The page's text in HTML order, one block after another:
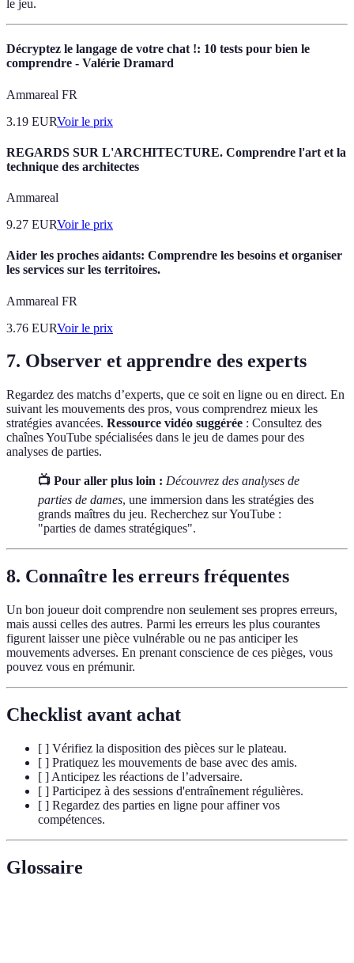
le jeu.
Décryptez le langage de votre chat !: 10 tests pour bien le
comprendre - Valérie Dramard
Ammareal FR
3.19 EURVoir le prix
REGARDS SUR L'ARCHITECTURE. Comprendre l'art et la
technique des architectes
Ammareal
9.27 EURVoir le prix
Aider les proches aidants: Comprendre les besoins et organiser
les services sur les territoires.
Ammareal FR
3.76 EURVoir le prix
7. Observer et apprendre des experts
Regardez des matchs d’experts, que ce soit en ligne ou en direct. En
suivant les mouvements des pros, vous comprendrez mieux les
stratégies avancées. Ressource vidéo suggérée : Consultez des
chaînes YouTube spécialisées dans le jeu de dames pour des
analyses de parties.
📺 Pour aller plus loin : Découvrez des analyses de
parties de dames, une immersion dans les stratégies des
grands maîtres du jeu. Recherchez sur YouTube :
"parties de dames stratégiques".
8. Connaître les erreurs fréquentes
Un bon joueur doit comprendre non seulement ses propres erreurs,
mais aussi celles des autres. Parmi les erreurs les plus courantes
figurent laisser une pièce vulnérable ou ne pas anticiper les
mouvements adverses. En prenant conscience de ces pièges, vous
pouvez vous en prémunir.
Checklist avant achat
[ ] Vérifiez la disposition des pièces sur le plateau.
[ ] Pratiquez les mouvements de base avec des amis.
[ ] Anticipez les réactions de l’adversaire.
[ ] Participez à des sessions d'entraînement régulières.
[ ] Regardez des parties en ligne pour affiner vos
compétences.
Glossaire